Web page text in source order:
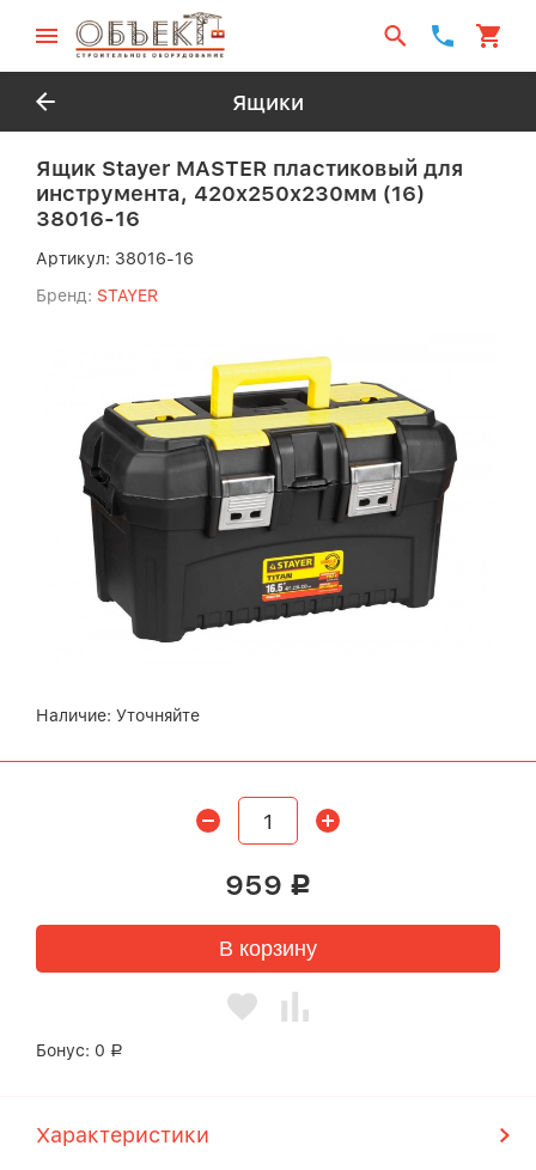
Ящики
Ящик Stayer MASTER пластиковый для
инструмента, 420x250x230мм (16)
38016-16
Артикул: 38016-16
Бренд: STAYER
Наличие: Уточняйте
959 Р
В корзину
Бонус: 0 Р
Характеристики